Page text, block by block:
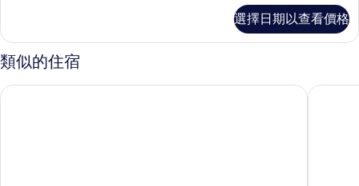
所
有
相
片
客
房,
山
的
選擇日期以查看價格
類似的住宿
火山小屋飯店及溫泉體驗 琳達維